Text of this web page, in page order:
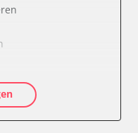
(ESP)
(EWM)